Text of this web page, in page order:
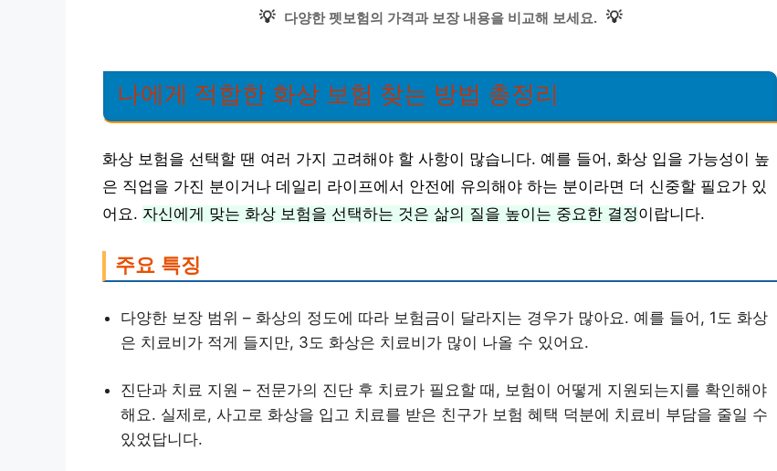
💡 다양한 펫보험의 가격과 보장 내용을 비교해 보세요. 💡
나에게 적합한 화상 보험 찾는 방법 총정리
화상 보험을 선택할 땐 여러 가지 고려해야 할 사항이 많습니다. 예를 들어, 화상 입을 가능성이 높
은 직업을 가진 분이거나 데일리 라이프에서 안전에 유의해야 하는 분이라면 더 신중할 필요가 있
어요. 자신에게 맞는 화상 보험을 선택하는 것은 삶의 질을 높이는 중요한 결정이랍니다.
주요 특징
다양한 보장 범위 – 화상의 정도에 따라 보험금이 달라지는 경우가 많아요. 예를 들어, 1도 화상
은 치료비가 적게 들지만, 3도 화상은 치료비가 많이 나올 수 있어요.
진단과 치료 지원 – 전문가의 진단 후 치료가 필요할 때, 보험이 어떻게 지원되는지를 확인해야
해요. 실제로, 사고로 화상을 입고 치료를 받은 친구가 보험 혜택 덕분에 치료비 부담을 줄일 수
있었답니다.